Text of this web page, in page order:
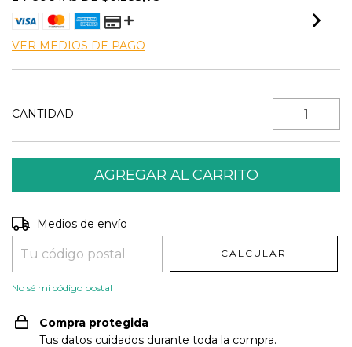
VER MEDIOS DE PAGO
CANTIDAD
Entregas para el CP:
Medios de envío
CALCULAR
No sé mi código postal
Compra protegida
Tus datos cuidados durante toda la compra.